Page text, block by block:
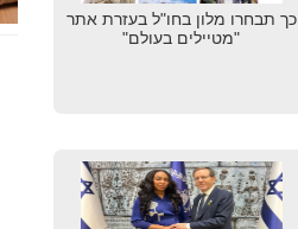
כך תבחרו מלון בחו"ל בעזרת אתר
"מטיילים בעולם"